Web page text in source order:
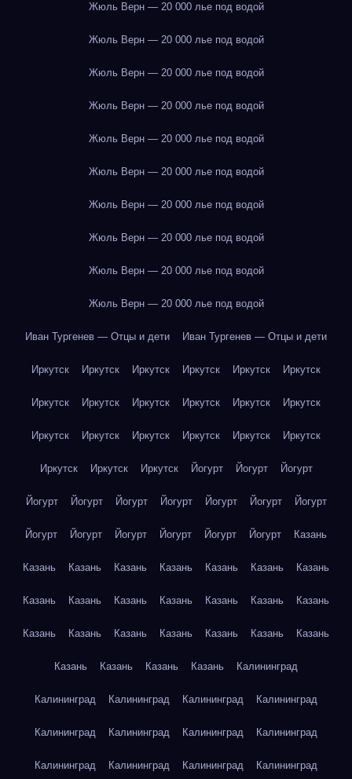
Жюль Верн — 20 000 лье под водой
Жюль Верн — 20 000 лье под водой
Жюль Верн — 20 000 лье под водой
Жюль Верн — 20 000 лье под водой
Жюль Верн — 20 000 лье под водой
Жюль Верн — 20 000 лье под водой
Жюль Верн — 20 000 лье под водой
Жюль Верн — 20 000 лье под водой
Жюль Верн — 20 000 лье под водой
Жюль Верн — 20 000 лье под водой
Иван Тургенев — Отцы и дети Иван Тургенев — Отцы и дети
Иркутск Иркутск Иркутск Иркутск Иркутск Иркутск
Иркутск Иркутск Иркутск Иркутск Иркутск Иркутск
Иркутск Иркутск Иркутск Иркутск Иркутск Иркутск
Иркутск Иркутск Иркутск Йогурт Йогурт Йогурт
Йогурт Йогурт Йогурт Йогурт Йогурт Йогурт Йогурт
Йогурт Йогурт Йогурт Йогурт Йогурт Йогурт Казань
Казань Казань Казань Казань Казань Казань Казань
Казань Казань Казань Казань Казань Казань Казань
Казань Казань Казань Казань Казань Казань Казань
Казань Казань Казань Казань Калининград
Калининград Калининград Калининград Калининград
Калининград Калининград Калининград Калининград
Калининград Калининград Калининград Калининград